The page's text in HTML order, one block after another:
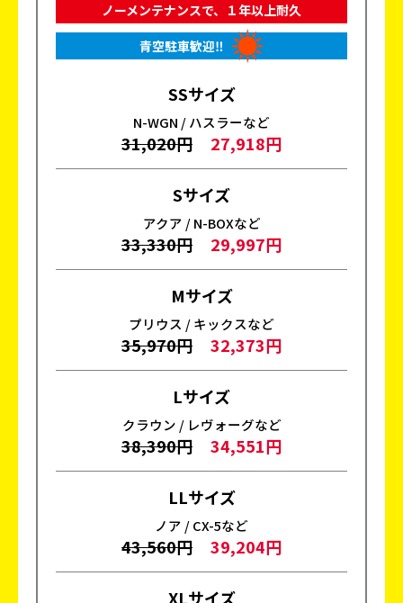
ノーメンテナンスで、１年以上耐久
青空駐車歓迎‼
SSサイズ
N-WGN / ハスラーなど
31,020円 27,918円
Sサイズ
アクア / N-BOXなど
33,330円 29,997円
Mサイズ
プリウス / キックスなど
35,970円 32,373円
Lサイズ
クラウン / レヴォーグなど
38,390円 34,551円
LLサイズ
ノア / CX-5など
43,560円 39,204円
XLサイズ